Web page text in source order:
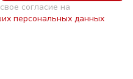
согласие на
персональных данных